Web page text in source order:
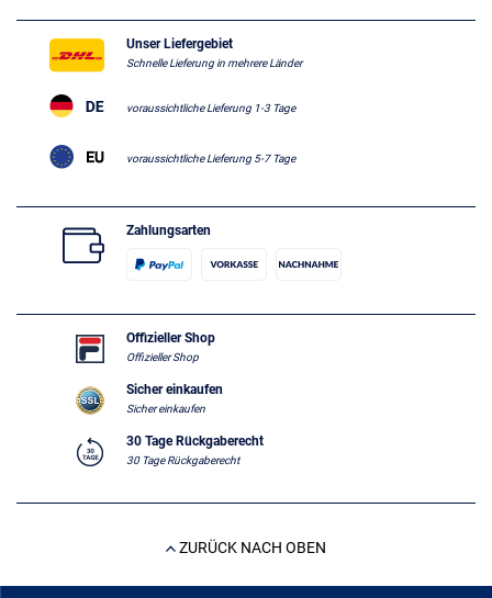
Unser Liefergebiet
Schnelle Lieferung in mehrere Länder
voraussichtliche Lieferung 1-3 Tage
voraussichtliche Lieferung 5-7 Tage
Zahlungsarten
Offizieller Shop
Offizieller Shop
Sicher einkaufen
Sicher einkaufen
30 Tage Rückgaberecht
30 Tage Rückgaberecht
ZURÜCK NACH OBEN